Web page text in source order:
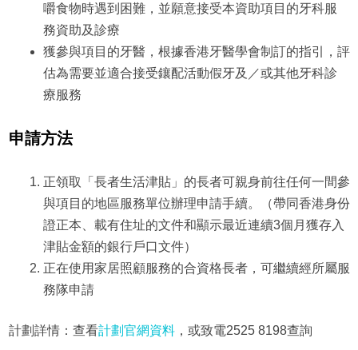
嚼食物時遇到困難，並願意接受本資助項目的牙科服
務資助及診療
獲參與項目的牙醫，根據香港牙醫學會制訂的指引，評
估為需要並適合接受鑲配活動假牙及／或其他牙科診
療服務
申請方法
正領取「長者生活津貼」的長者可親身前往任何一間參
與項目的地區服務單位辦理申請手續。（帶同香港身份
證正本、載有住址的文件和顯示最近連續3個月獲存入
津貼金額的銀行戶口文件）
正在使用家居照顧服務的合資格長者，可繼續經所屬服
務隊申請
計劃詳情：查看計劃官網資料，或致電2525 8198查詢